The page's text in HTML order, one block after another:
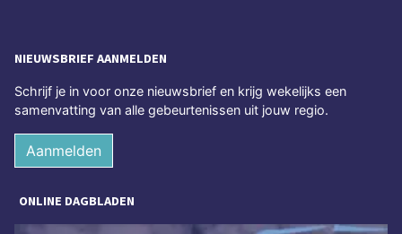
NIEUWSBRIEF AANMELDEN
Schrijf je in voor onze nieuwsbrief en krijg wekelijks een
samenvatting van alle gebeurtenissen uit jouw regio.
Aanmelden
ONLINE DAGBLADEN